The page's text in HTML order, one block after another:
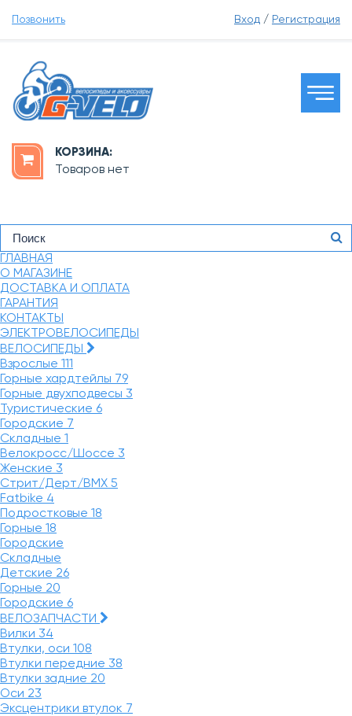
Позвонить Вход / Регистрация
КОРЗИНА:
Товаров нет
ГЛАВНАЯ
О МАГАЗИНЕ
ДОСТАВКА И ОПЛАТА
ГАРАНТИЯ
КОНТАКТЫ
ЭЛЕКТРОВЕЛОСИПЕДЫ
ВЕЛОСИПЕДЫ
Взрослые 111
Горные хардтейлы 79
Горные двухподвесы 3
Туристические 6
Городские 7
Складные 1
Велокросс/Шоссе 3
Женские 3
Стрит/Дерт/BMX 5
Fatbike 4
Подростковые 18
Горные 18
Городские
Складные
Детские 26
Горные 20
Городские 6
ВЕЛОЗАПЧАСТИ
Вилки 34
Втулки, оси 108
Втулки передние 38
Втулки задние 20
Оси 23
Эксцентрики втулок 7